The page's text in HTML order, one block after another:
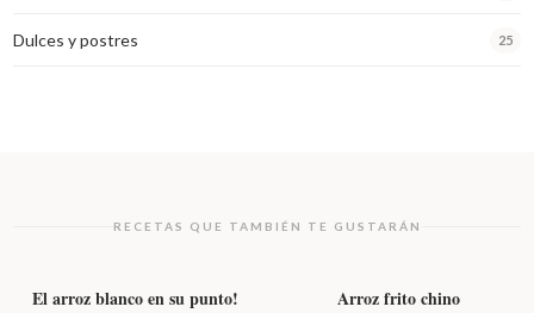
Dulces y postres 25
RECETAS QUE TAMBIÉN TE GUSTARÁN
El arroz blanco en su punto! Arroz frito chino
ARROZ Y LEGUMBRES